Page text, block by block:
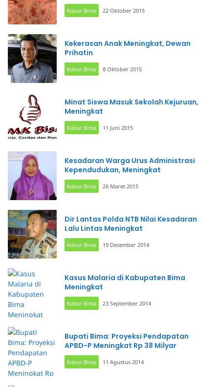
Kabar Bima 22 Oktober 2015
Kekerasan Anak Meningkat, Dewan
Prihatin
Kabar Bima 8 Oktober 2015
Minat Siswa Masuk Sekolah Kejuruan,
Meningkat
Kabar Bima 11 Juni 2015
Kesadaran Warga Urus Administrasi
Kependudukan, Meningkat
Kabar Bima 26 Maret 2015
Dir Lantas Polda NTB Nilai Kesadaran
Lalu Lintas Meningkat
Kabar Bima 19 Desember 2014
Kasus Malaria di Kabupaten Bima
Meningkat
Kabar Bima 23 September 2014
Bupati Bima: Proyeksi Pendapatan
APBD-P Meningkat Rp 38 Milyar
Kabar Bima 11 Agustus 2014